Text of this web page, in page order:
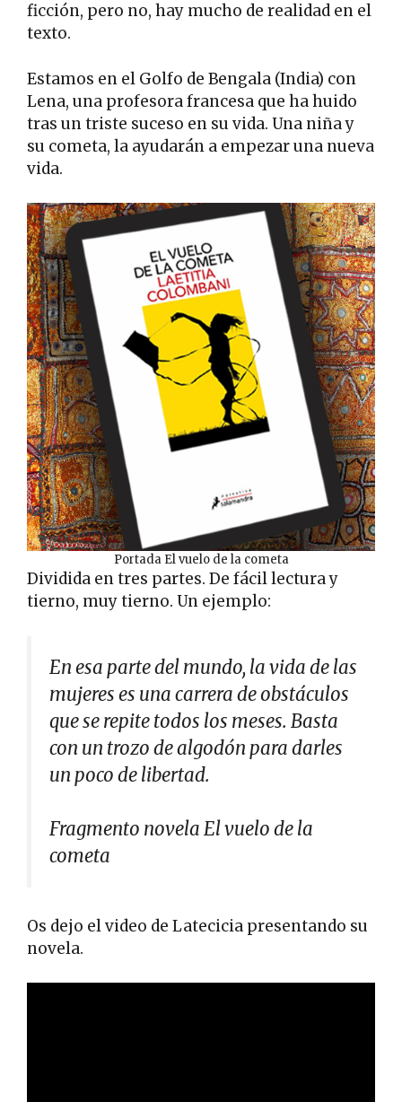
ficción, pero no, hay mucho de realidad en el
texto.
Estamos en el Golfo de Bengala (India) con
Lena, una profesora francesa que ha huido
tras un triste suceso en su vida. Una niña y
su cometa, la ayudarán a empezar una nueva
vida.
Portada El vuelo de la cometa
Dividida en tres partes. De fácil lectura y
tierno, muy tierno. Un ejemplo:
En esa parte del mundo, la vida de las
mujeres es una carrera de obstáculos
que se repite todos los meses. Basta
con un trozo de algodón para darles
un poco de libertad.
Fragmento novela El vuelo de la
cometa
Os dejo el video de Latecicia presentando su
novela.